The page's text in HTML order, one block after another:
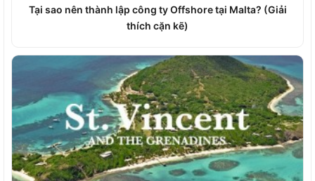
Tại sao nên thành lập công ty Offshore tại Malta? (Giải
thích cặn kẽ)